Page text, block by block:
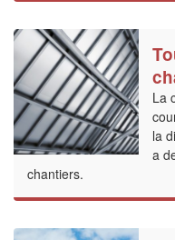
La
la
a
chantiers.